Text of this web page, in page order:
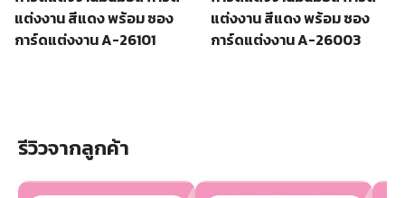
แต่งงาน สีแดง พร้อม ซอง
การ์ดแต่งงาน A-26101
แต่งงาน สีแดง พร้อม ซอง
การ์ดแต่งงาน A-26003
รีวิวจากลูกค้า